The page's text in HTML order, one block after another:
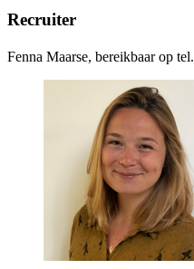
Recruiter
Fenna Maarse, bereikbaar op tel.